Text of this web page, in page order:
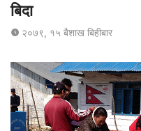
बिदा
२०७९, १५ बैशाख बिहीबार